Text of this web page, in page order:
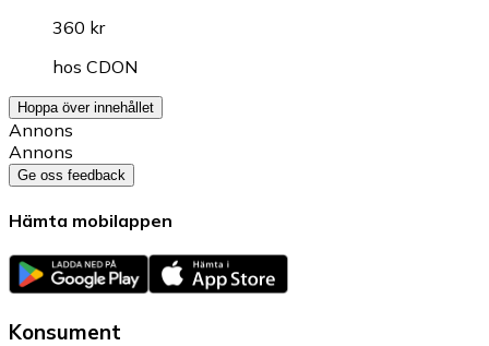
360 kr
hos CDON
Hoppa över innehållet
Annons
Annons
Ge oss feedback
Hämta mobilappen
Konsument